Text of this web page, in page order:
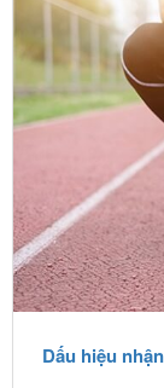
Dấu hiệu